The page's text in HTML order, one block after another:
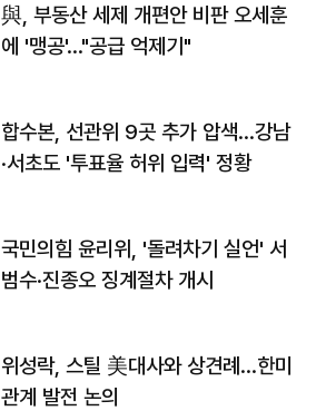
與, 부동산 세제 개편안 비판 오세훈
에 '맹공'…"공급 억제기"
합수본, 선관위 9곳 추가 압색…강남
·서초도 '투표율 허위 입력' 정황
국민의힘 윤리위, '돌려차기 실언' 서
범수·진종오 징계절차 개시
위성락, 스틸 美대사와 상견례…한미
관계 발전 논의